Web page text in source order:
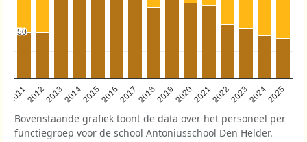
201120122013201420152016201720182019202020212022202320242025
50
50
Bovenstaande grafiek toont de data over het personeel per
functiegroep voor de school Antoniusschool Den Helder.